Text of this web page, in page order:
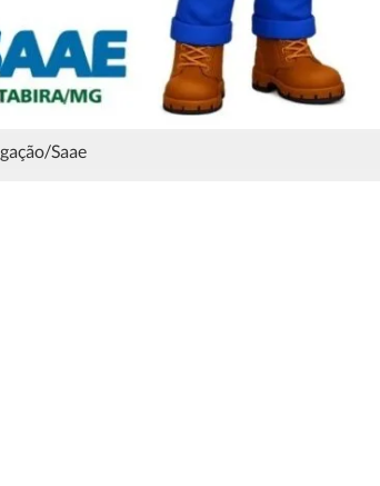
Saae